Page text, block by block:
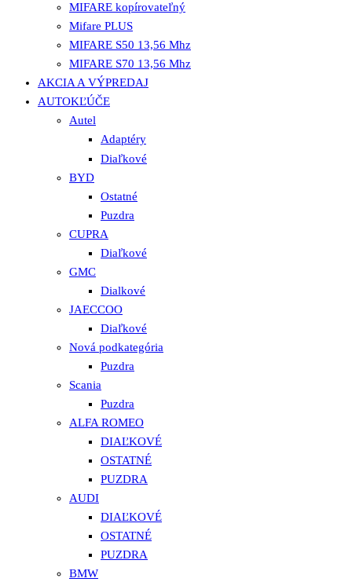
MIFARE kopírovateľný
Mifare PLUS
MIFARE S50 13,56 Mhz
MIFARE S70 13,56 Mhz
AKCIA A VÝPREDAJ
AUTOKĽÚČE
Autel
Adaptéry
Diaľkové
BYD
Ostatné
Puzdra
CUPRA
Diaľkové
GMC
Dialkové
JAECCOO
Diaľkové
Nová podkategória
Puzdra
Scania
Puzdra
ALFA ROMEO
DIAĽKOVÉ
OSTATNÉ
PUZDRA
AUDI
DIAĽKOVÉ
OSTATNÉ
PUZDRA
BMW